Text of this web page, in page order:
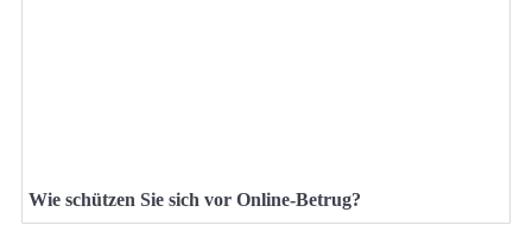
Wie schützen Sie sich vor Online-Betrug?